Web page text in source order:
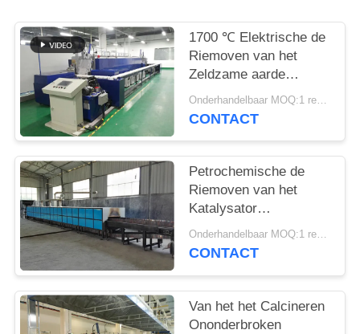
1700 ℃ Elektrische de
Riemoven van het
Zeldzame aarde
Ononderbroken
Netwerk
Onderhandelbaar MOQ:1 reeks
CONTACT
Petrochemische de
Riemoven van het
Katalysator
Ononderbroken
Netwerk
Onderhandelbaar MOQ:1 reeks
CONTACT
Van het het Calcineren
Ononderbroken